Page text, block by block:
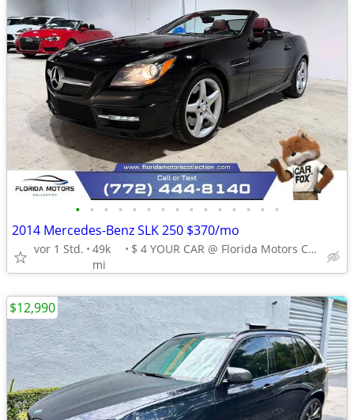
• • • • • • • • • • • • • • •
2014 Mercedes-Benz SLK 250 $370/mo
vor 1 Std.
49k
mi
$ 4 YOUR CAR @ Florida Motors Collection
$12,990